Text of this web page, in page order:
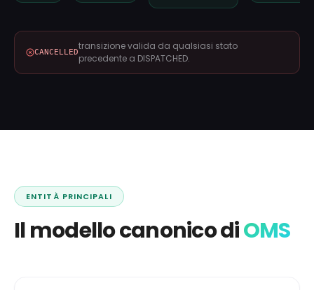
CANCELLED
transizione valida da qualsiasi stato
precedente a DISPATCHED.
ENTITÀ PRINCIPALI
Il modello canonico diOMS